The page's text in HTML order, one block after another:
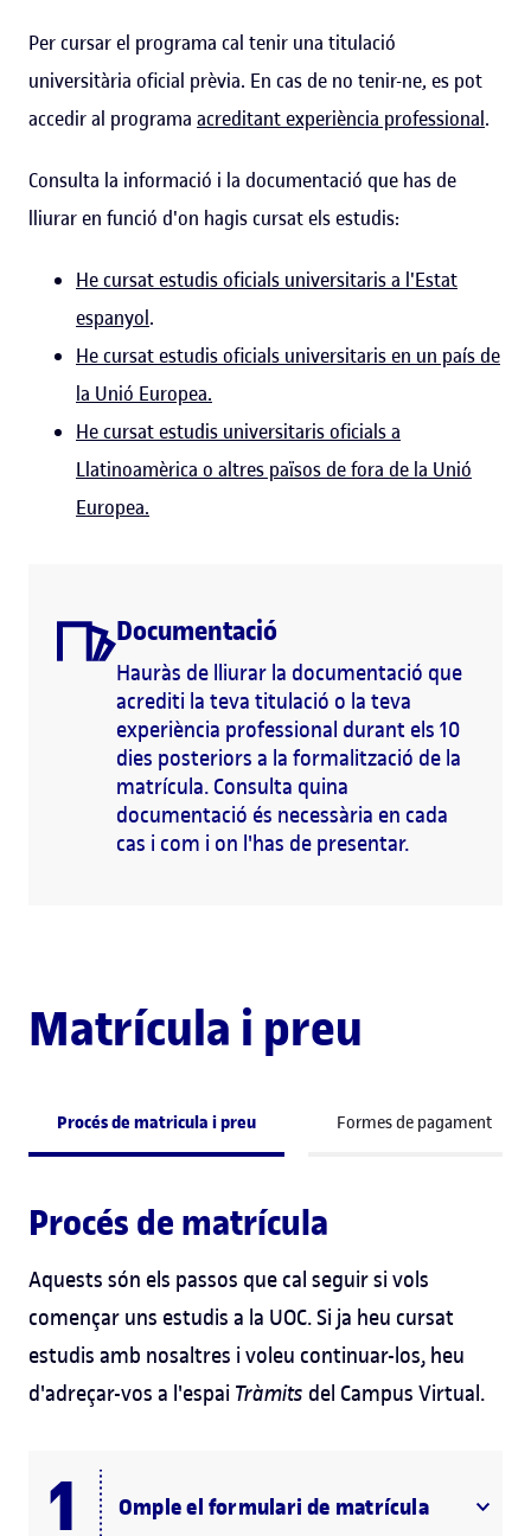
Per cursar el programa cal tenir una titulació
universitària oficial prèvia. En cas de no tenir-ne, es pot
accedir al programa acreditant experiència professional.
Consulta la informació i la documentació que has de
lliurar en funció d'on hagis cursat els estudis:
He cursat estudis oficials universitaris a l'Estat
espanyol.
He cursat estudis oficials universitaris en un país de
la Unió Europea.
He cursat estudis universitaris oficials a
Llatinoamèrica o altres països de fora de la Unió
Europea.
Documentació
Hauràs de lliurar la documentació que
acrediti la teva titulació o la teva
experiència professional durant els 10
dies posteriors a la formalització de la
matrícula. Consulta quina
documentació és necessària en cada
cas i com i on l'has de presentar.
Matrícula i preu
Procés de matricula i preu Formes de pagament
Procés de matrícula
Aquests són els passos que cal seguir si vols
començar uns estudis a la UOC. Si ja heu cursat
estudis amb nosaltres i voleu continuar-los, heu
d'adreçar-vos a l'espai Tràmits del Campus Virtual.
Omple el formulari de matrícula